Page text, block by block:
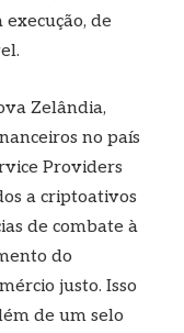
de
Zelândia,
no país
Providers
a criptoativos
de combate à
do
justo. Isso
de um selo